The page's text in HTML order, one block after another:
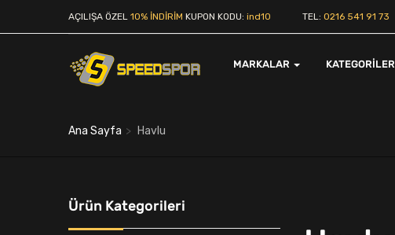
AÇILIŞA ÖZEL 10% İNDİRİM KUPON KODU: ind10 TEL: 0216 541 91 73
MARKALAR KATEGORILER
Ana Sayfa Havlu
Ürün Kategorileri